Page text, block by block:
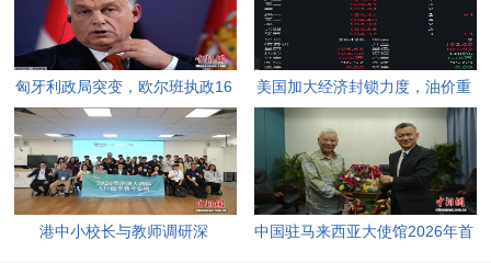
匈牙利政局突变，欧尔班执政16
年终结。
美国加大经济封锁力度，油价重
返100美元高点，黄金价格急
跌，日韩主要股指开盘走低。
港中小校长与教师调研深
中国驻马来西亚大使馆2026年首